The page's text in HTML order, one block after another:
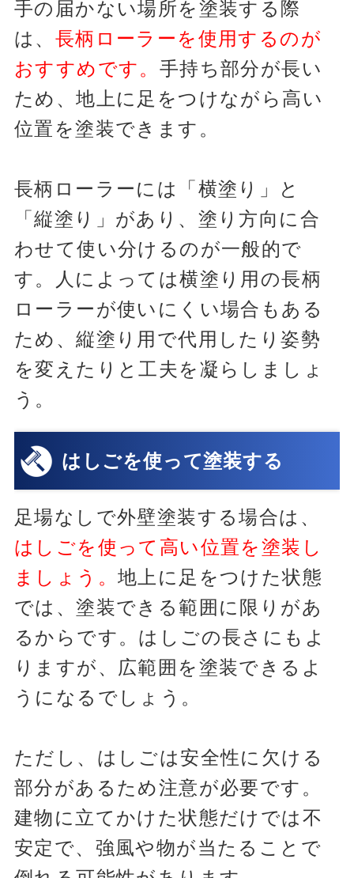
手の届かない場所を塗装する際
は、 長柄ローラーを使用するのが
おすすめです。 手持ち部分が長い
ため、地上に足をつけながら高い
位置を塗装できます。
長柄ローラーには「横塗り」と
「縦塗り」があり、塗り方向に合
わせて使い分けるのが一般的で
す。人によっては横塗り用の長柄
ローラーが使いにくい場合もある
ため、縦塗り用で代用したり姿勢
を変えたりと工夫を凝らしましょ
う。
はしごを使って塗装する
足場なしで外壁塗装する場合は、
はしごを使って高い位置を塗装し
ましょう。 地上に足をつけた状態
では、塗装できる範囲に限りがあ
るからです。はしごの長さにもよ
りますが、広範囲を塗装できるよ
うになるでしょう。
ただし、はしごは安全性に欠ける
部分があるため注意が必要です。
建物に立てかけた状態だけでは不
安定で、強風や物が当たることで